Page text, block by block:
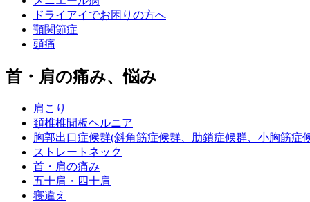
ドライアイでお困りの方へ
顎関節症
頭痛
首・肩の痛み、悩み
肩こり
頚椎椎間板ヘルニア
胸郭出口症候群(斜角筋症候群、肋鎖症候群、小胸筋症
ストレートネック
首・肩の痛み
五十肩・四十肩
寝違え